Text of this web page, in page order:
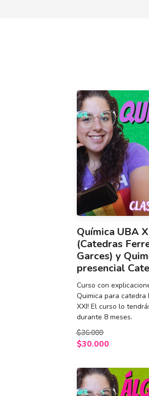
Química UBA
(Catedras
Garces) y
presencial
Curso con
Quimica para catedra
XXI! El curso lo
durante 8 meses.
$36.000
$30.000